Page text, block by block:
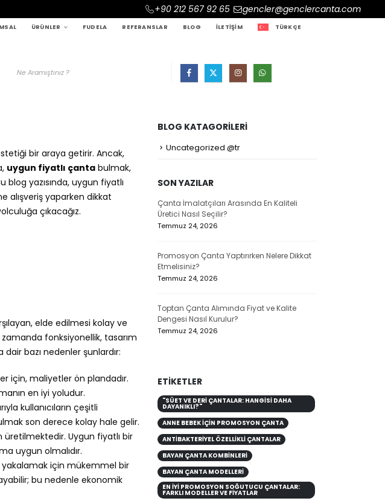
+90 212 567 92 65 gencler@genclercanta.com
ÜRÜNLER FUDELA REFERANSLAR BLOG İLETIŞIM TÜRKÇE
bir araya getirir. Ancak,
uygun fiyatlı çanta bulmak,
yazısında, uygun fiyatlı
alışveriş yaparken dikkat
çıkacağız.
elde edilmesi kolay ve
zamanda fonksiyonellik, tasarım
bazı nedenler şunlardır:
için, maliyetler ön plandadır.
en iyi yoludur.
kullanıcıların çeşitli
son derece kolay hale gelir.
Uygun fiyatlı bir
uygun olmalıdır.
yakalamak için mükemmel bir
bu nedenle ekonomik
BLOG KATAGORILERI
Uncategorized @tr
SON YAZILAR
Çanta İmalatçıları Arasında En Kaliteli
Üretici Nasıl Seçilir?
Temmuz 24, 2026
Promosyon Çanta Yaptırırken Nelere Dikkat
Etmelisiniz?
Temmuz 24, 2026
Toptan Çanta Alımında Fiyat ve Kalite
Dengesi Nasıl Kurulur?
Temmuz 24, 2026
ETIKETLER
"SÜET VE DERI ÇANTALAR: HANGISI DAHA
DAYANIKLI?"
ANNE BEBEK İÇIN PROMOSYON ÇANTA
ANTIBAKTERIYEL ÖZELLIKLI ÇANTALAR
BAYAN ÇANTA KOMBİNLERİ
BAYAN ÇANTA MODELLERİ
EN İYI PROMOSYON SOĞUTUCU ÇANTALAR:
FARKLI MODELLER VE FIYATLAR